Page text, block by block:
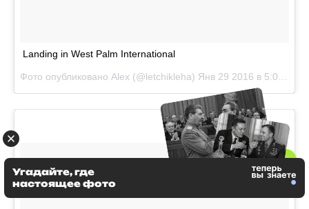
Landing in West Palm International
Фото опубликовано Alex (@letchikleha) Янв 29 2016 в 5:06 PST
Угадайте, где
настоящее фото